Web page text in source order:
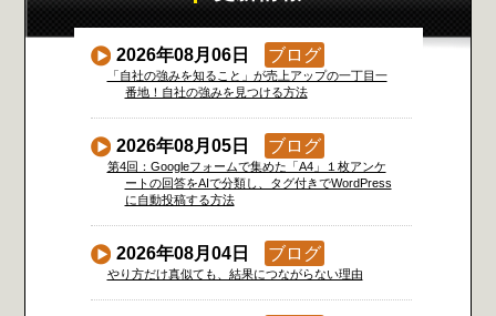
2026年08月06日 ブログ
「自社の強みを知ること」が売上アップの一丁目一
番地！自社の強みを見つける方法
2026年08月05日 ブログ
第4回：Googleフォームで集めた「A4」１枚アンケ
ートの回答をAIで分類し、タグ付きでWordPress
に自動投稿する方法
2026年08月04日 ブログ
やり方だけ真似ても、結果につながらない理由